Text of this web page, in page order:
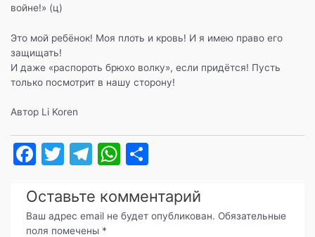
войне!» (ц)
Это мой ребёнок! Моя плоть и кровь! И я имею право его
защищать!
И даже «распороть брюхо волку», если придётся! Пусть
только посмотрит в нашу сторону!
Автор Li Koren
F
c
e
T
itt
er
T
e
gr
W
at
s
п
р
Оставьте комментарий
Ваш адрес email не будет опубликован. Обязательные
поля помечены *